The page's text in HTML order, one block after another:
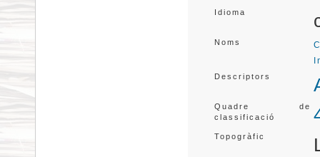
Idioma
Noms
Descriptors
Quadre de
classificació
Topogràfic